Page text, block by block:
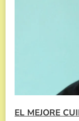
EL MEJORE